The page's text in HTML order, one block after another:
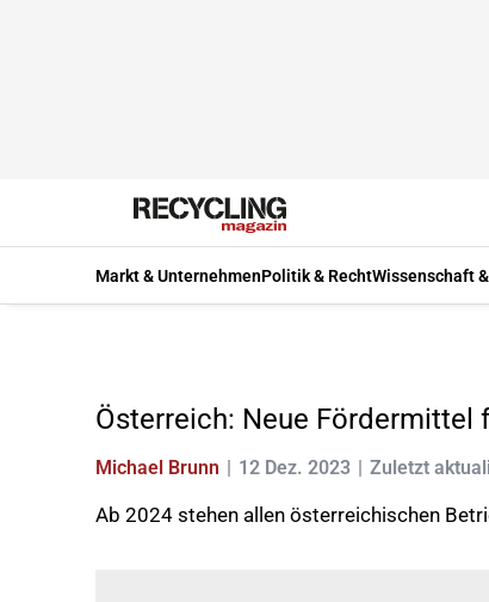
Markt & UnternehmenPolitik & RechtWissenschaft
Österreich: Neue
Michael Brunn 12 Dez. 2023 Zuletzt
Ab 2024 stehen allen österreichischen